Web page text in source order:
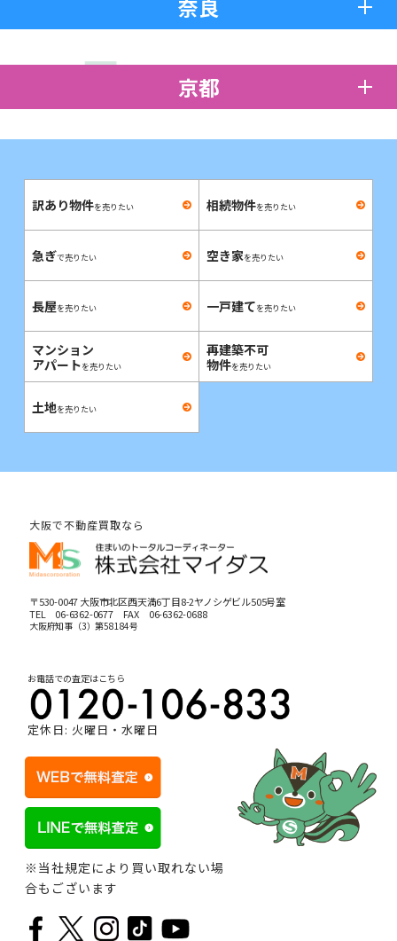
奈良
京都
訳あり物件を売りたい 相続物件を売りたい
急ぎで売りたい 空き家を売りたい
長屋を売りたい 一戸建てを売りたい
マンション
アパートを売りたい
再建築不可
物件を売りたい
土地を売りたい
大阪で不動産買取なら
〒530-0047 大阪市北区西天満6丁目8-2ヤノシゲビル505号室
TEL 06-6362-0677FAX 06-6362-0688
大阪府知事（3）第58184号
お電話での査定はこちら
定休日: 火曜日・水曜日
※当社規定により買い取れない場
合もございます